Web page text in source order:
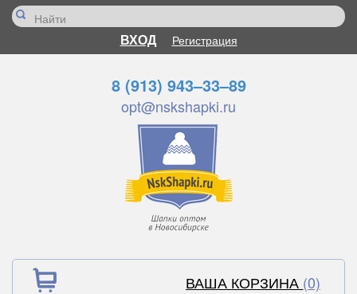
ВХОД Регистрация
8 (913) 943–33–89
opt@nskshapki.ru
ВАША КОРЗИНА (0)